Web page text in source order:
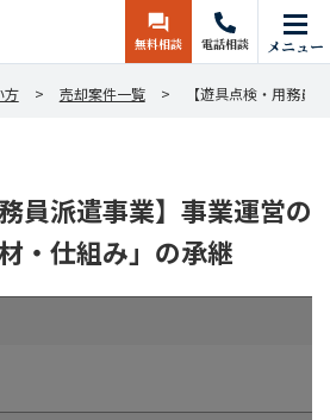
無料相談 電話相談 メニュー
方 売却案件一覧 【遊具点検・用務員
員派遣事業】事業運営の
・仕組み」の承継